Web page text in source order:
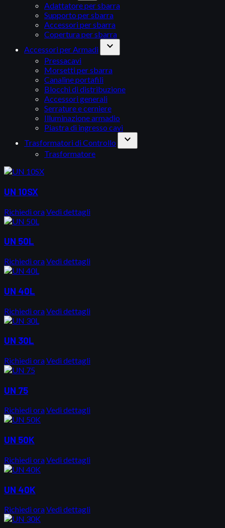
Adattatore per sbarra
Supporto per sbarra
Accessori per sbarra
Copertura per sbarra
Accessori per Armadi
expand_more
Pressacavi
Morsetti per sbarra
Canaline portafili
Blocchi di distribuzione
Accessori generali
Serrature e cerniere
Illuminazione armadio
Piastra di ingresso cavi
Trasformatori di Controllo
expand_more
Trasformatore
UN 10SX
Richiedi oraVedi dettagli
UN 50L
Richiedi oraVedi dettagli
UN 40L
Richiedi oraVedi dettagli
UN 30L
Richiedi oraVedi dettagli
UN 75
Richiedi oraVedi dettagli
UN 50K
Richiedi oraVedi dettagli
UN 40K
Richiedi oraVedi dettagli